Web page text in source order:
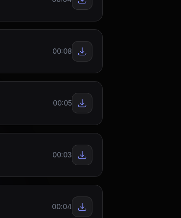
00:08
00:05
00:03
00:04